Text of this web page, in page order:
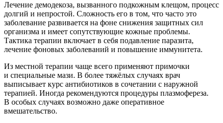
Лечение демодекоза, вызванного подкожным клещом, процесс
долгий и непростой. Сложность его в том, что часто это
заболевание развивается на фоне снижения защитных сил
организма и имеет сопутствующие кожные проблемы.
Тактика терапии включает в себя подавление паразита,
лечение фоновых заболеваний и повышение иммунитета.
Из местной терапии чаще всего применяют примочки
и специальные мази. В более тяжёлых случаях врач
выписывает курс антибиотиков в сочетании с наружной
терапией. Иногда рекомендуются процедуры плазмофереза.
В особых случаях возможно даже оперативное
вмешательство.